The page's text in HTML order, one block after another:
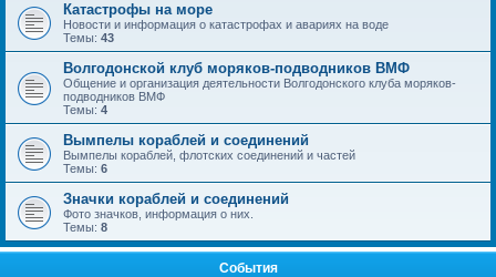
Катастрофы на море
Новости и информация о катастрофах и авариях на воде
Темы: 43
Волгодонской клуб моряков-подводников ВМФ
Общение и организация деятельности Волгодонского клуба моряков-
подводников ВМФ
Темы: 4
Вымпелы кораблей и соединений
Вымпелы кораблей, флотских соединений и частей
Темы: 6
Значки кораблей и соединений
Фото значков, информация о них.
Темы: 8
События